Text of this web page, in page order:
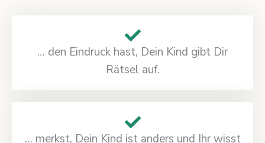
… den Eindruck hast, Dein Kind gibt Dir
Rätsel auf.
… merkst, Dein Kind ist anders und Ihr wisst